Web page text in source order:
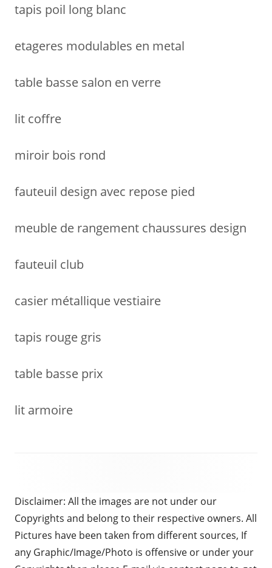
tapis poil long blanc
etageres modulables en metal
table basse salon en verre
lit coffre
miroir bois rond
fauteuil design avec repose pied
meuble de rangement chaussures design
fauteuil club
casier métallique vestiaire
tapis rouge gris
table basse prix
lit armoire
Disclaimer: All the images are not under our
Copyrights and belong to their respective owners. All
Pictures have been taken from different sources, If
any Graphic/Image/Photo is offensive or under your